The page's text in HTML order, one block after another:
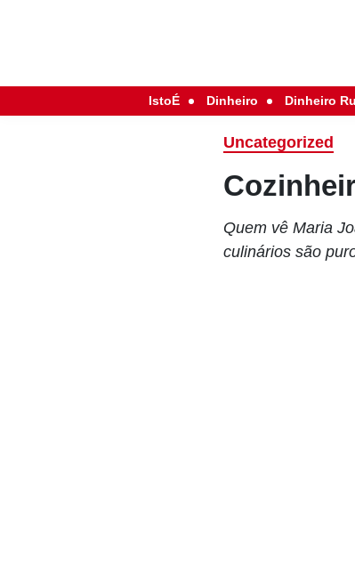
IstoÉ Dinheiro Dinheiro
Uncategorized
Quem vê Maria
culinários são